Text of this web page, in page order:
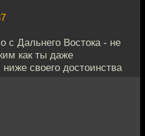
Дальнего Востока - не
как ты даже
своего достоинства